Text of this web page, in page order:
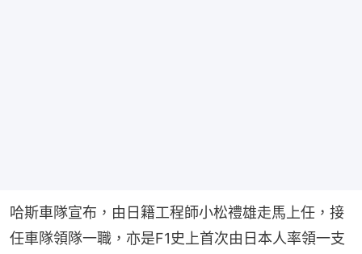
哈斯車隊宣布，由日籍工程師小松禮雄走馬上任，接
任車隊領隊一職，亦是F1史上首次由日本人率領一支